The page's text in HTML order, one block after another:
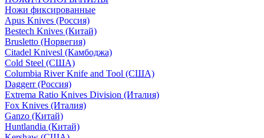
Ножи фиксированные
Apus Knives (Россия)
Bestech Knives (Китай)
Brusletto (Норвегия)
Citadel Knivesl (Камбоджа)
Cold Steel (США)
Columbia River Knife and Tool (США)
Daggerr (Россия)
Extrema Ratio Knives Division (Италия)
Fox Knives (Италия)
Ganzo (Китай)
Huntlandia (Китай)